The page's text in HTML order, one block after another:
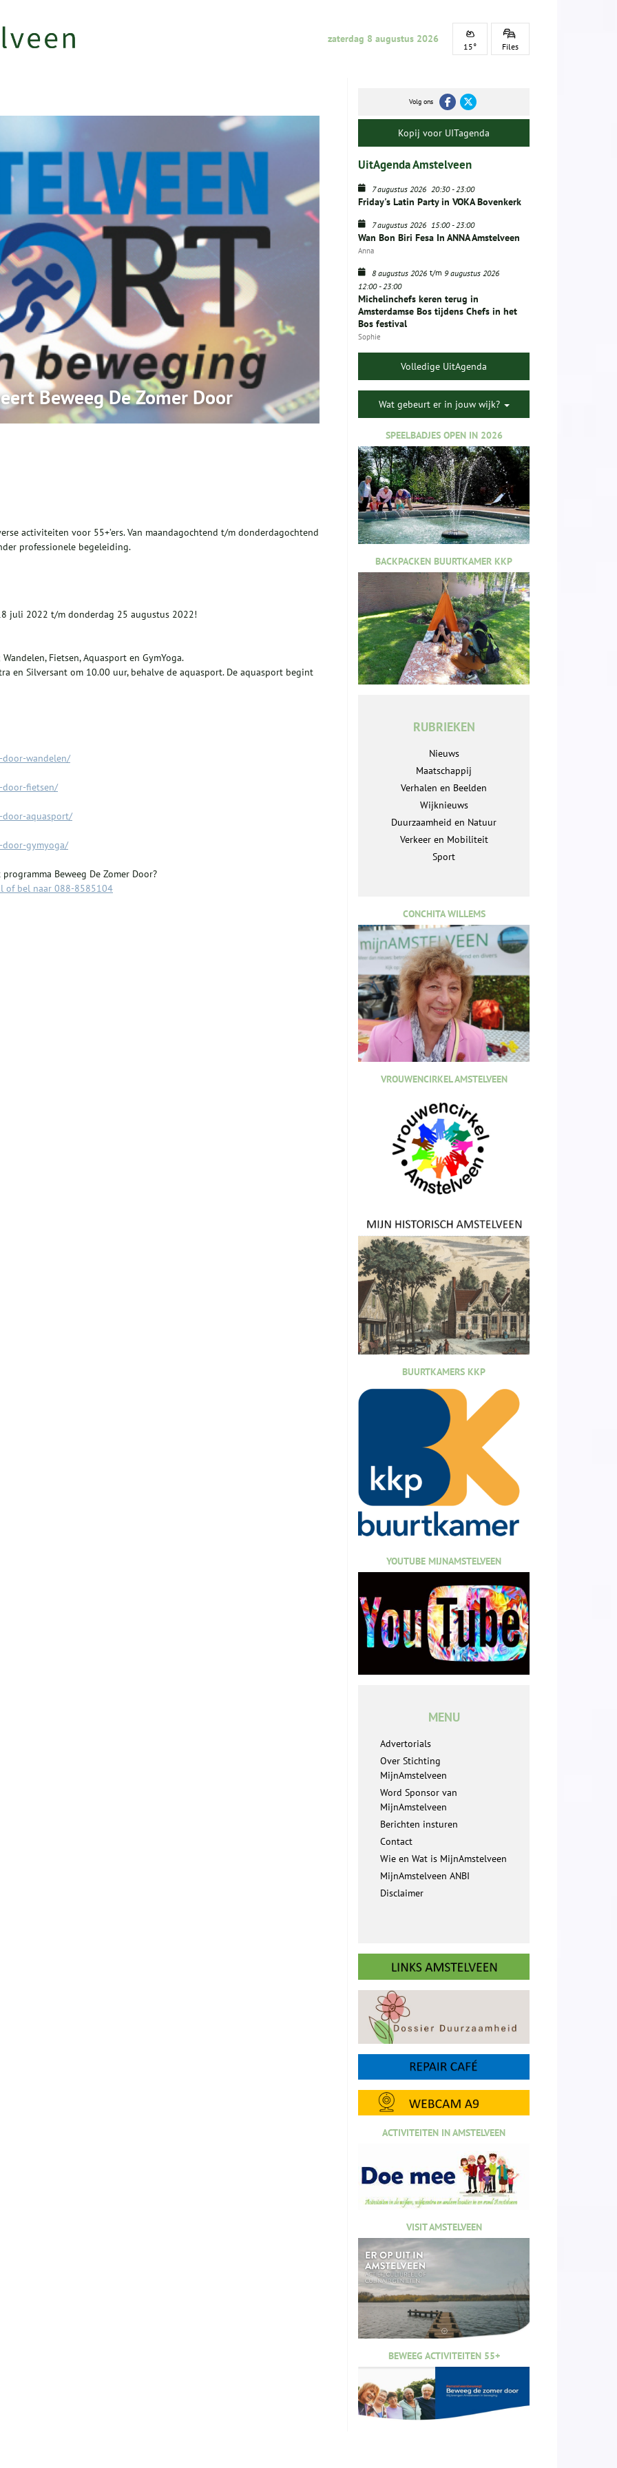
zaterdag 8 augustus 2026
15° Files
Beweeg De Zomer Door
activiteiten voor 55+’ers. Van maandagochtend t/m donderdagochtend
professionele begeleiding.
juli 2022 t/m donderdag 25 augustus 2022!
Fietsen, Aquasport en GymYoga.
en Silversant om 10.00 uur, behalve de aquasport. De aquasport begint
door-wandelen/
door-fietsen/
door-aquasport/
door-gymyoga/
Beweeg De Zomer Door?
of bel naar 088-8585104
Volg ons
Kopij voor UITagenda
UitAgenda Amstelveen
7 augustus 2026 20:30-23:00
Friday's Latin Party in VOKA Bovenkerk
7 augustus 2026 15:00-23:00
Wan Bon Biri Fesa In ANNA Amstelveen
Anna
8 augustus 2026 t/m 9 augustus 2026
12:00-23:00
Michelinchefs keren terug in
Amsterdamse Bos tijdens Chefs in het
Bos festival
Sophie
Volledige UitAgenda
Wat gebeurt er in jouw wijk?
SPEELBADJES OPEN IN 2026
BACKPACKEN BUURTKAMER KKP
RUBRIEKEN
Nieuws
Maatschappij
Verhalen en Beelden
Wijknieuws
Duurzaamheid en Natuur
Verkeer en Mobiliteit
Sport
CONCHITA WILLEMS
VROUWENCIRKEL AMSTELVEEN
BUURTKAMERS KKP
YOUTUBE MIJNAMSTELVEEN
MENU
Advertorials
Over Stichting
MijnAmstelveen
Word Sponsor van
MijnAmstelveen
Berichten insturen
Contact
Wie en Wat is MijnAmstelveen
MijnAmstelveen ANBI
Disclaimer
ACTIVITEITEN IN AMSTELVEEN
VISIT AMSTELVEEN
BEWEEG ACTIVITEITEN 55+